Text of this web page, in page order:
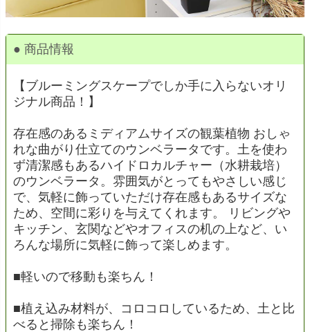
● 商品情報
【ブルーミングスケープでしか手に入らないオリ
ジナル商品！】
存在感のあるミディアムサイズの観葉植物 おしゃ
れな曲がり仕立てのウンベラータです。土を使わ
ず清潔感もあるハイドロカルチャー（水耕栽培）
のウンベラータ。雰囲気がとってもやさしい感じ
で、気軽に飾っていただけ存在感もあるサイズな
ため、空間に彩りを与えてくれます。 リビングや
キッチン、玄関などやオフィスの机の上など、い
ろんな場所に気軽に飾って楽しめます。
■軽いので移動も楽ちん！
■植え込み材料が、コロコロしているため、土と比
べると掃除も楽ちん！